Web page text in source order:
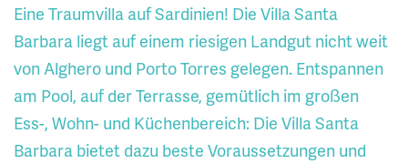
Eine Traumvilla auf Sardinien! Die Villa Santa
Barbara liegt auf einem riesigen Landgut nicht weit
von Alghero und Porto Torres gelegen. Entspannen
am Pool, auf der Terrasse, gemütlich im großen
Ess-, Wohn- und Küchenbereich: Die Villa Santa
Barbara bietet dazu beste Voraussetzungen und